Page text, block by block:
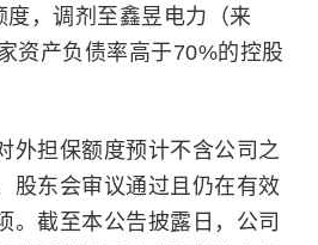
，调剂至鑫昱电力（来
资产负债率高于70%的控股
外担保额度预计不含公司之
股东会审议通过且仍在有效
。截至本公告披露日，公司